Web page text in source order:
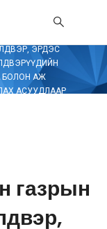
ЭРДЭС
БОЛОН АЖ
АСУУДЛААР
газрын